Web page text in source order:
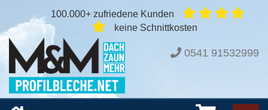
100.000+ zufriedene Kunden
keine Schnittkosten
0541 91532999